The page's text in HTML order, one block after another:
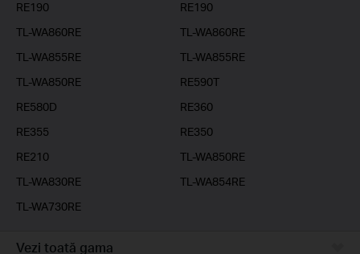
RE190
RE190
TL-WA860RE
TL-WA860RE
TL-WA855RE
TL-WA855RE
TL-WA850RE
RE590T
RE580D
RE360
RE355
RE350
RE210
TL-WA850RE
TL-WA830RE
TL-WA854RE
TL-WA730RE
Vezi toată gama